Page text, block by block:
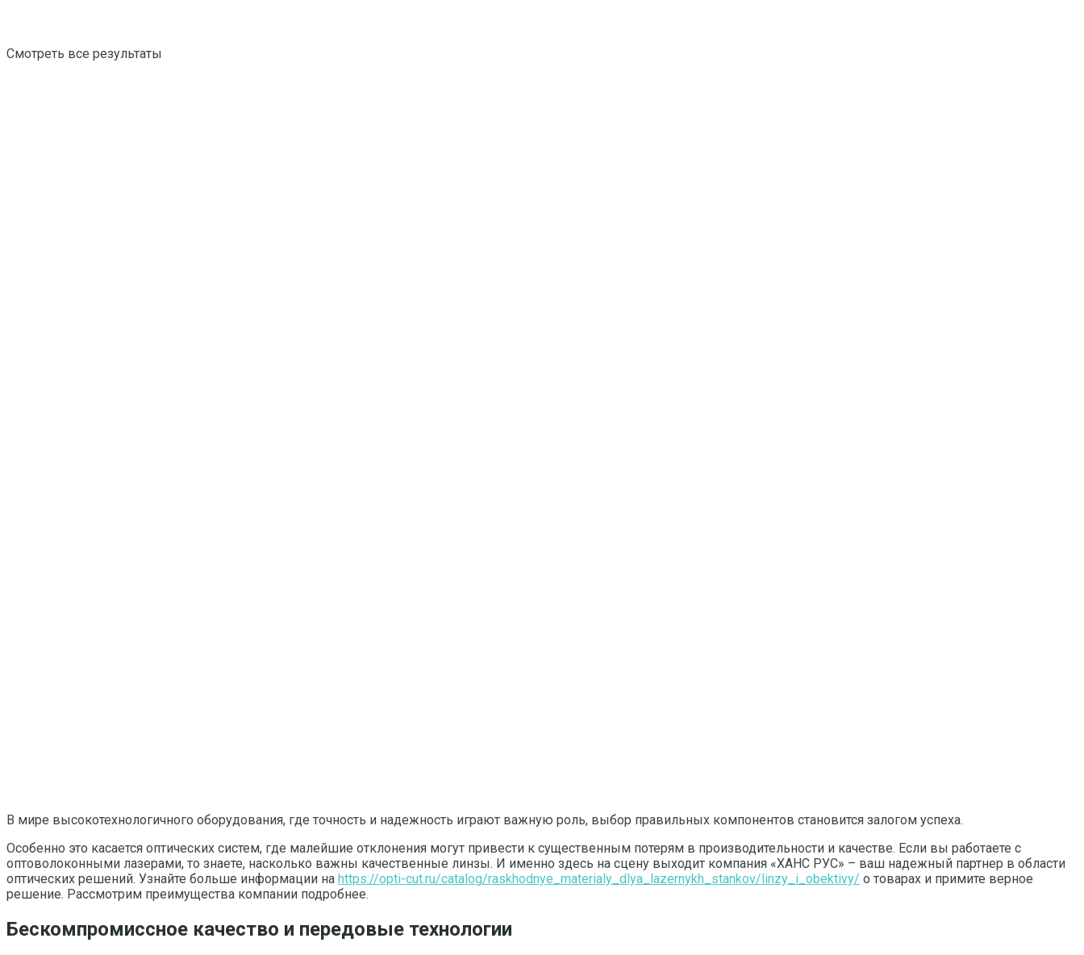
Смотреть все результаты
В мире высокотехнологичного оборудования, где точность и надежность играют важную роль, выбор правильных компонентов становится залогом успеха.
Особенно это касается оптических систем, где малейшие отклонения могут привести к существенным потерям в производительности и качестве. Если вы работаете с
оптоволоконными лазерами, то знаете, насколько важны качественные линзы. И именно здесь на сцену выходит компания «ХАНС РУС» – ваш надежный партнер в области
оптических решений. Узнайте больше информации на https://opti-cut.ru/catalog/raskhodnye_materialy_dlya_lazernykh_stankov/linzy_i_obektivy/ о товарах и примите верное
решение. Рассмотрим преимущества компании подробнее.
Бескомпромиссное качество и передовые технологии